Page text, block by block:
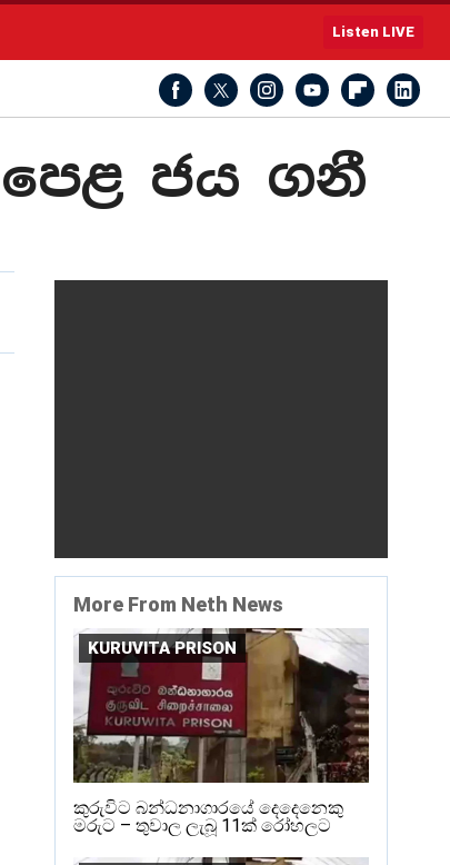
Listen LIVE
ජය ගනී
More From Neth News
KURUVITA PRISON
කුරුවිට බන්ධනාගාරයේ දෙදෙනෙකු
මරුට – තුවාල ලැබූ 11ක් රෝහලට